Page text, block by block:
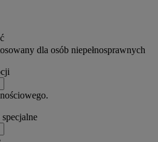
dla osób niepełnosprawnych